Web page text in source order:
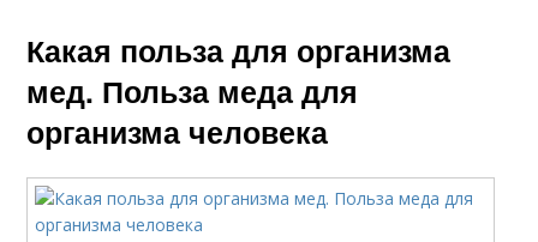
Какая польза для организма
мед. Польза меда для
организма человека